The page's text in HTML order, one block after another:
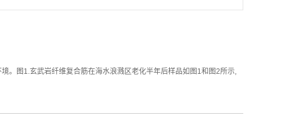
。图1.玄武岩纤维复合筋在海水浪溅区老化半年后样品如图1和图2所示,